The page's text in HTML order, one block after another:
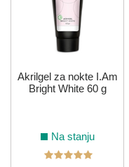
Akrilgel za nokte I.Am
Bright White 60 g
Na stanju